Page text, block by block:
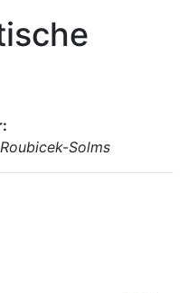
Solms